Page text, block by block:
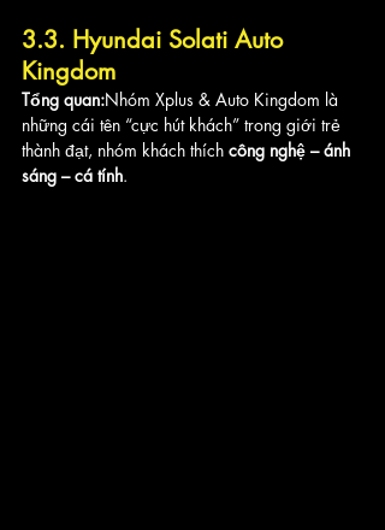
3.3. Hyundai Solati Auto
Kingdom
Tổng quan:Nhóm Xplus & Auto Kingdom là
những cái tên “cực hút khách” trong giới trẻ
thành đạt, nhóm khách thích công nghệ – ánh
sáng – cá tính.